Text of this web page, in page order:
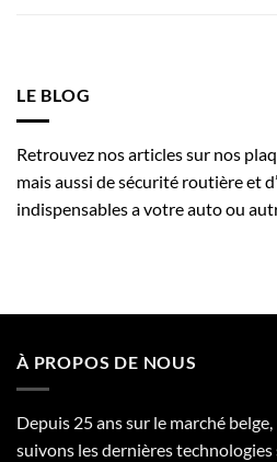
LE BLOG
Retrouvez nos articles sur nos
mais aussi de sécurité routière et
indispensables a votre auto ou
À PROPOS DE NOUS
Depuis 25 ans sur le marché
suivons les dernières technologies